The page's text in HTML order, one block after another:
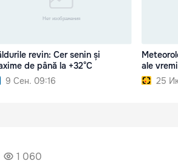
revin: Cer senin și
de până la +32°C
9 Сен. 09:16
ale
25
1 060